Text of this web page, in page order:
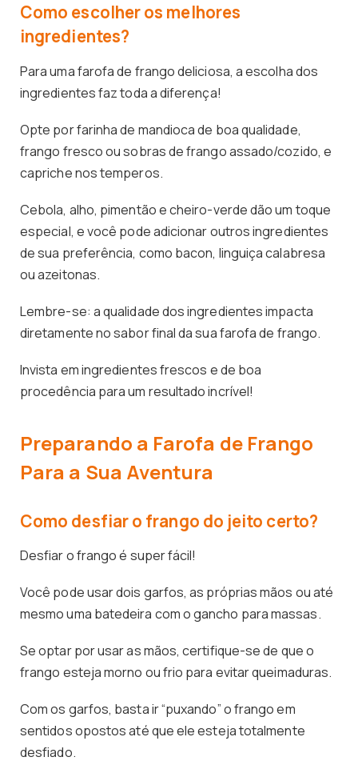
Como escolher os melhores
ingredientes?
Para uma farofa de frango deliciosa, a escolha dos
ingredientes faz toda a diferença!
Opte por farinha de mandioca de boa qualidade,
frango fresco ou sobras de frango assado/cozido, e
capriche nos temperos.
Cebola, alho, pimentão e cheiro-verde dão um toque
especial, e você pode adicionar outros ingredientes
de sua preferência, como bacon, linguiça calabresa
ou azeitonas.
Lembre-se: a qualidade dos ingredientes impacta
diretamente no sabor final da sua farofa de frango.
Invista em ingredientes frescos e de boa
procedência para um resultado incrível!
Preparando a Farofa de Frango
Para a Sua Aventura
Como desfiar o frango do jeito certo?
Desfiar o frango é super fácil!
Você pode usar dois garfos, as próprias mãos ou até
mesmo uma batedeira com o gancho para massas.
Se optar por usar as mãos, certifique-se de que o
frango esteja morno ou frio para evitar queimaduras.
Com os garfos, basta ir “puxando” o frango em
sentidos opostos até que ele esteja totalmente
desfiado.